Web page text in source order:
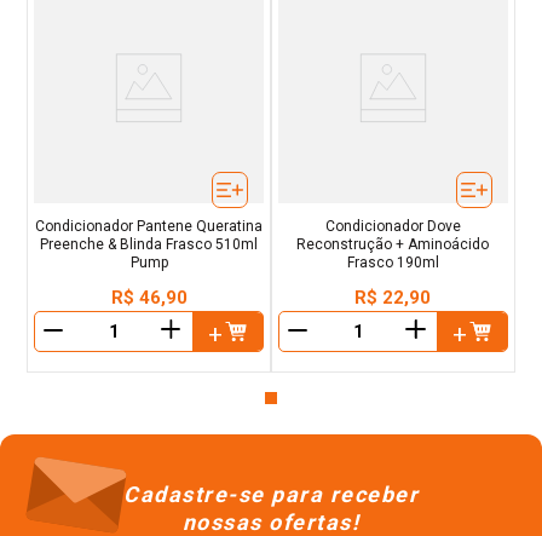
Condicionador Pantene Queratina
Preenche & Blinda Frasco 510ml
Pump
R$ 46,90
＋
Condicionador Dove
Reconstrução + Aminoácido
Frasco 190ml
R$ 22,90
＋
Cadastre-se para receber
nossas ofertas!